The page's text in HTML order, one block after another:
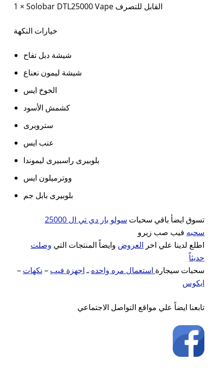
1 × Solobar DTL25000 Vape القابل للتصرف
خيارات النكهة
شيشة دبل تفاح
شيشة ليمون نعناع
الخوخ ايس
كشمش الأسود
ستروبرى
عنب ايس
بلوبيرى راسبيرى ليموندا
ووترميلون ايس
بلوبيرى بابل جم
تسوق ايضأ باقي سحبات
سولو بار دي تي ال 25000
سحبه فيب صب زيرو
اطلع لدينا علي اخر العروض وايضاً المنتجات التي وصلت
حديثاً
سحبات سيجارة استعمال مره واحده ـاجهزة فيب – نكهات –
ايكوس
تابعنا ايضاً علي مواقع التواصل الاجتماعي